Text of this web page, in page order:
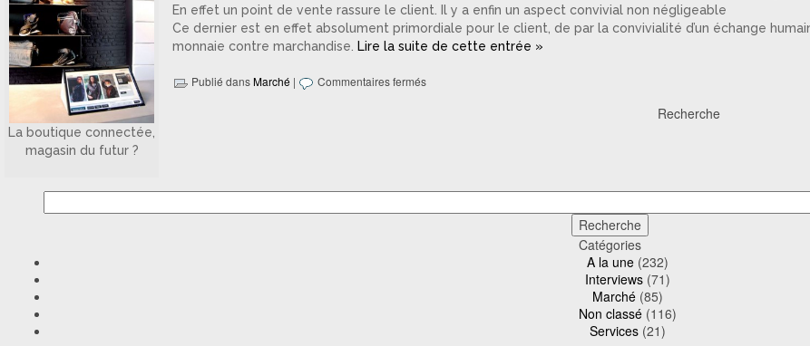
La boutique connectée,
magasin du futur ?
En effet un point de vente rassure le client. Il y a enfin un aspect convivial non négligeable
Ce dernier est en effet absolument primordiale pour le client, de par la convivialité d’un échange
monnaie contre marchandise.
Lire la suite de cette entrée »
Publié dansMarché | Commentaires fermés
Recherche
Catégories
A la une (232)
Interviews (71)
Marché (85)
Non classé (116)
Services (21)